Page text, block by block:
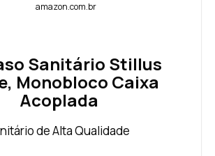
amazon.com.br
Sanitário Stillus
Monobloco Caixa
Acoplada
de Alta Qualidade